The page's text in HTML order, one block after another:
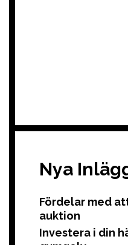
Nya
Fördelar med
auktion
Investera i din